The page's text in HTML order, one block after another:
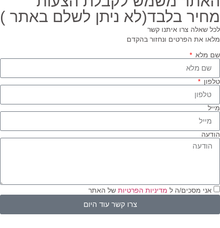
בלבד(לא ניתן לשלם באתר )
שאלה צרו איתנו קשר
את הפרטים ונחזור בהקדם
מלא
אני מסכים/ה למדיניות הפרטיותשל האתר
צרו קשר עוד היום